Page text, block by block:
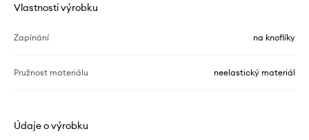
Vlastnosti výrobku
Zapínání na knoflíky
Pružnost materiálu neelastický materiál
Údaje o výrobku